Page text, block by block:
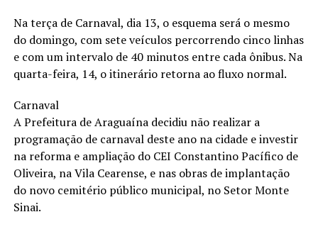
Na terça de Carnaval, dia 13, o esquema será o mesmo
do domingo, com sete veículos percorrendo cinco linhas
e com um intervalo de 40 minutos entre cada ônibus. Na
quarta-feira, 14, o itinerário retorna ao fluxo normal.
Carnaval
A Prefeitura de Araguaína decidiu não realizar a
programação de carnaval deste ano na cidade e investir
na reforma e ampliação do CEI Constantino Pacífico de
Oliveira, na Vila Cearense, e nas obras de implantação
do novo cemitério público municipal, no Setor Monte
Sinai.